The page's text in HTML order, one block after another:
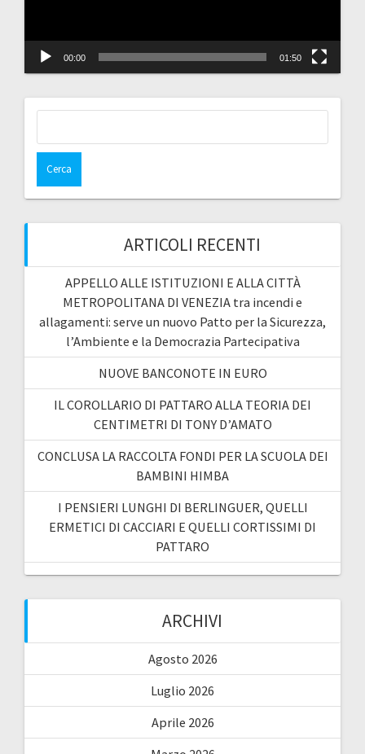
00:00 01:50
ARTICOLI RECENTI
APPELLO ALLE ISTITUZIONI E ALLA CITTÀ
METROPOLITANA DI VENEZIA tra incendi e
allagamenti: serve un nuovo Patto per la Sicurezza,
l’Ambiente e la Democrazia Partecipativa
NUOVE BANCONOTE IN EURO
IL COROLLARIO DI PATTARO ALLA TEORIA DEI
CENTIMETRI DI TONY D’AMATO
CONCLUSA LA RACCOLTA FONDI PER LA SCUOLA DEI
BAMBINI HIMBA
I PENSIERI LUNGHI DI BERLINGUER, QUELLI
ERMETICI DI CACCIARI E QUELLI CORTISSIMI DI
PATTARO
ARCHIVI
Agosto 2026
Luglio 2026
Aprile 2026